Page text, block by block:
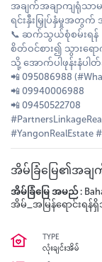
အချက်အချာကျရုံသာ
ရင်းနှီးမြှုပ်နှံမှုအတွက်
📞 ဆက်သွယ်စုံစမ်းရန်
စိတ်ဝင်စား၍ သွားရော
သို့ အောက်ပါဖုန်းနံပ
📲 095086988
📲 09940006988
📲 09450522708
#YangonRealEstate
အိမ်ခြံမြေ၏အခ
အိမ်ခြံမြေ အမည် :
အိမ်_အမြန်ရောင်းရ
TYPE
လုံးချင်းအိမ်